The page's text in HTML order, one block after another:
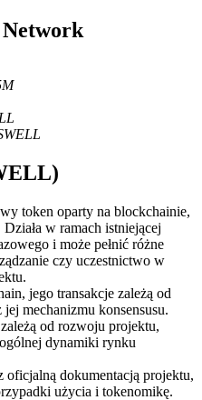
USDC jako zabezpieczenie
Network
token oparty na blockchainie,
w ramach istniejącej
i może pełnić różne
czy uczestnictwo w
jego transakcje zależą od
mechanizmu konsensusu.
od rozwoju projektu,
dynamiki rynku
oficjalną dokumentacją projektu,
użycia i tokenomikę.